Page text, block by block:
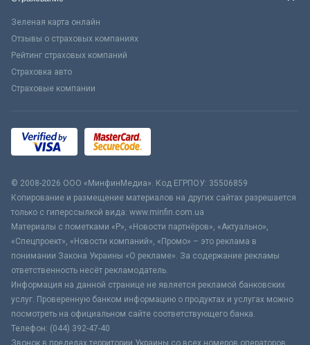
Зеленая карта онлайн
Отзывы о страховых компаниях
Рейтинг страховых компаний
Страховка авто
Страховые компании
© 2008-2026 ООО «МинфинМедиа». Код ЕГРПОУ: 35506859
Копирование и размещение материалов на других сайтах разрешается
только с гиперссылкой вида: www.minfin.com.ua
Материалы с пометками «Р», «Новости партнёров», «Актуально»,
«Спецпроект», «Новости компаний», «Промо» – это реклама в
понимании Закона Украины «О рекламе». За содержание рекламы
ответственность несёт рекламодатель.
Информация на данной странице не является рекламой банковских
услуг. Проверенную банком информацию о продуктах и услугах можно
посмотреть на официальном сайте соответствующего банка.
Телефон: (044) 392-47-40
Звонок в пределах территории Украины со всех номеров операторов